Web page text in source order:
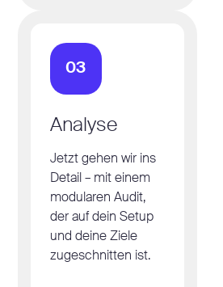
03
Analyse
Jetzt gehen wir ins
Detail – mit einem
modularen Audit,
der auf dein Setup
und deine Ziele
zugeschnitten ist.